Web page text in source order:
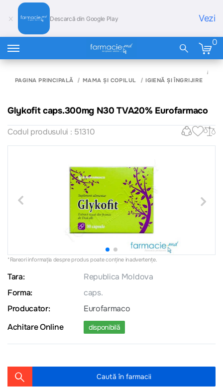
Descarcă din Google Play Vezi
0
PAGINA PRINCIPALĂ MAMA ȘI COPILUL IGIENĂ ȘI ÎNGRIJIRE
Glykofit caps.300mg N30 TVA20% Eurofarmaco
Codul produsului : 51310
*Rareori informația despre produs poate conţine inadvertenţe.
Tara:
Republica Moldova
Forma:
caps.
Producator:
Eurofarmaco
Achitare Online
disponibilă
Caută în farmacii